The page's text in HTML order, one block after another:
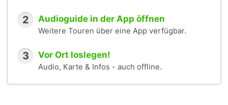
2 Audioguide in der App öffnen
Weitere Touren über eine App verfügbar.
3 Vor Ort loslegen!
Audio, Karte & Infos - auch offline.